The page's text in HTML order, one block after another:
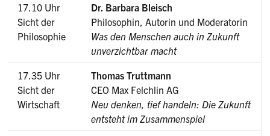
17.10 Uhr
Sicht der
Philosophie
Dr. Barbara Bleisch
Philosophin, Autorin und Moderatorin
Was den Menschen auch in Zukunft
unverzichtbar macht
17.35 Uhr
Sicht der
Wirtschaft
Thomas Truttmann
CEO Max Felchlin AG
Neu denken, tief handeln: Die Zukunft
entsteht im Zusammenspiel